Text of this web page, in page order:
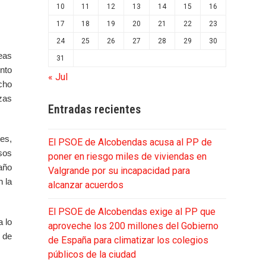
la
lo
10 11 12 13 14 15 16
17 18 19 20 21 22 23
24 25 26 27 28 29 30
31
« Jul
Entradas recientes
El PSOE de Alcobendas acusa al PP de
poner en riesgo miles de viviendas en
Valgrande por su incapacidad para
alcanzar acuerdos
El PSOE de Alcobendas exige al PP que
aproveche los 200 millones del Gobierno
de España para climatizar los colegios
públicos de la ciudad